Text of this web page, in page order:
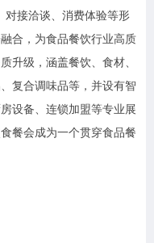
对接洽谈、消费体验等形
合，为食品餐饮行业高质
升级，涵盖餐饮、食材、
复合调味品等，并设有智
设备、连锁加盟等专业展
餐会成为一个贯穿食品餐